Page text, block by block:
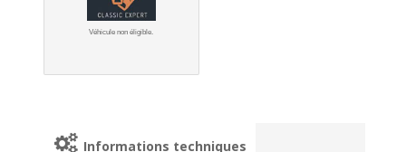
Véhicule non éligible.
Informations techniques